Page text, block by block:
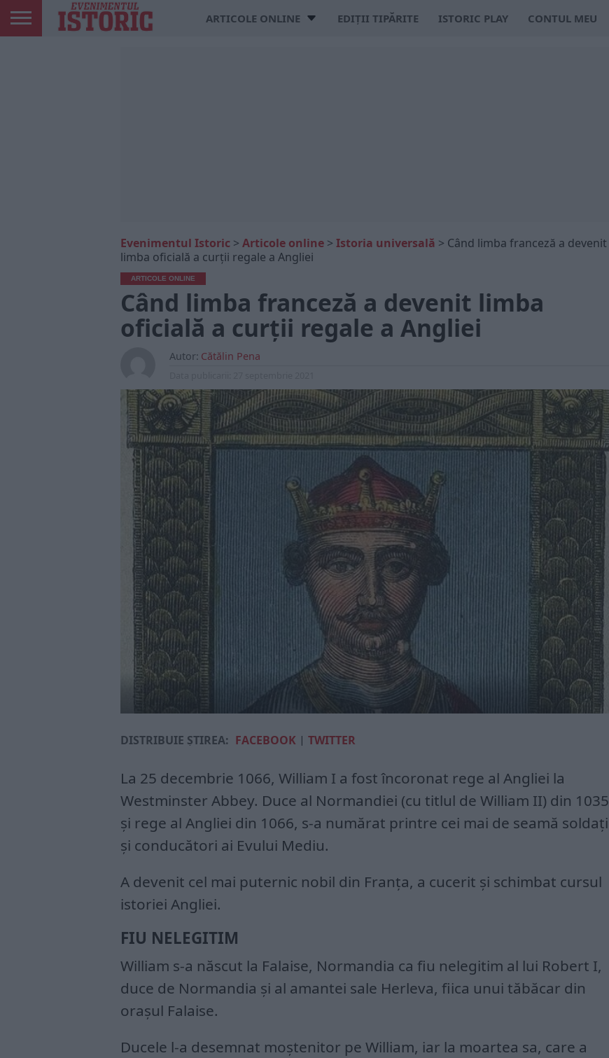
ARTICOLE ONLINE EDIȚII TIPĂRITE ISTORIC PLAY CONTUL MEU
Evenimentul Istoric > Articole online > Istoria universală > Când limba franceză a devenit
limba oficială a curţii regale a Angliei
ARTICOLE ONLINE
Când limba franceză a devenit limba
oficială a curţii regale a Angliei
Autor: Cătălin Pena
DISTRIBUIE ȘTIREA: FACEBOOK | TWITTER
La 25 decembrie 1066, William I a fost încoronat rege al Angliei la
Westminster Abbey. Duce al Normandiei (cu titlul de William II) din 1035
şi rege al Angliei din 1066, s-a numărat printre cei mai de seamă soldaţi
şi conducători ai Evului Mediu.
A devenit cel mai puternic nobil din Franţa, a cucerit şi schimbat cursul
istoriei Angliei.
FIU NELEGITIM
William s-a născut la Falaise, Normandia ca fiu nelegitim al lui Robert I,
duce de Normandia şi al amantei sale Herleva, fiica unui tăbăcar din
oraşul Falaise.
Ducele l-a desemnat moştenitor pe William, iar la moartea sa, care a